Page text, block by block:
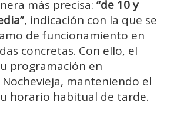
más precisa: “de 10 y
, indicación con la que se
de funcionamiento en
concretas. Con ello, el
programación en
manteniendo el
horario habitual de tarde.